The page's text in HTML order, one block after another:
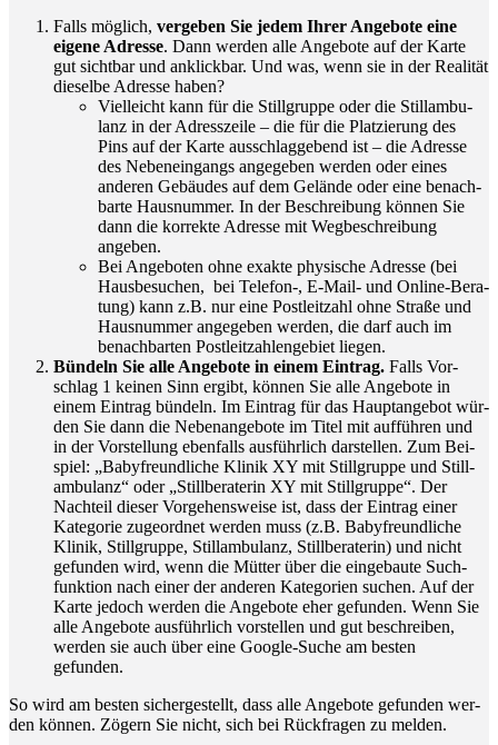
Falls mög­lich, ver­ge­ben Sie jedem Ihrer Ange­bo­te eine
eige­ne Adres­se. Dann wer­den alle Ange­bo­te auf der Kar­te
gut sicht­bar und anklick­bar. Und was, wenn sie in der Rea­li­tät
die­sel­be Adres­se haben?
Viel­leicht kann für die Still­grup­pe oder die Still­am­bu­
lanz in der Adress­zei­le – die für die Plat­zie­rung des
Pins auf der Kar­te aus­schlag­ge­bend ist – die Adres­se
des Neben­ein­gangs ange­ge­ben wer­den oder eines
ande­ren Gebäu­des auf dem Gelän­de oder eine benach­
bar­te Haus­num­mer. In der Beschrei­bung kön­nen Sie
dann die kor­rek­te Adres­se mit Weg­be­schrei­bung
angeben.
Bei Ange­bo­ten ohne exak­te phy­si­sche Adres­se (bei
Haus­be­su­chen, bei Telefon‑, E‑Mail- und Online-Bera­
tung) kann z.B. nur eine Post­leit­zahl ohne Stra­ße und
Haus­num­mer ange­ge­ben wer­den, die darf auch im
benach­bar­ten Post­leit­zah­len­ge­biet liegen.
Bün­deln Sie alle Ange­bo­te in einem Ein­trag. Falls Vor­
schlag 1 kei­nen Sinn ergibt, kön­nen Sie alle Ange­bo­te in
einem Ein­trag bün­deln. Im Ein­trag für das Haupt­an­ge­bot wür­
den Sie dann die Neben­an­ge­bo­te im Titel mit auf­füh­ren und
in der Vor­stel­lung eben­falls aus­führ­lich dar­stel­len. Zum Bei­
spiel: „Baby­freund­li­che Kli­nik XY mit Still­grup­pe und Still­
am­bu­lanz“ oder „Still­be­ra­te­rin XY mit Still­grup­pe“. Der
Nach­teil die­ser Vor­ge­hens­wei­se ist, dass der Ein­trag einer
Kate­go­rie zuge­ord­net wer­den muss (z.B. Baby­freund­li­che
Kli­nik, Still­grup­pe, Still­am­bu­lanz, Still­be­ra­te­rin) und nicht
gefun­den wird, wenn die Müt­ter über die ein­ge­bau­te Such­
funk­ti­on nach einer der ande­ren Kate­go­rien suchen. Auf der
Kar­te jedoch wer­den die Ange­bo­te eher gefun­den. Wenn Sie
alle Ange­bo­te aus­führ­lich vor­stel­len und gut beschrei­ben,
wer­den sie auch über eine Goog­le-Suche am bes­ten
gefunden.
So wird am bes­ten sicher­ge­stellt, dass alle Ange­bo­te gefun­den wer­
den kön­nen. Zögern Sie nicht, sich bei Rück­fra­gen zu melden.